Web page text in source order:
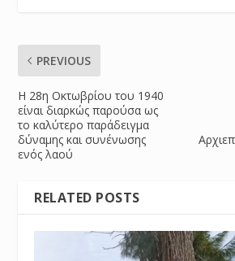
PREVIOUS
​Η 28η Οκτωβρίου του 1940
είναι διαρκώς παρούσα ως
το καλύτερο παράδειγμα
δύναμης και συνένωσης
ενός λαού
RELATED POSTS